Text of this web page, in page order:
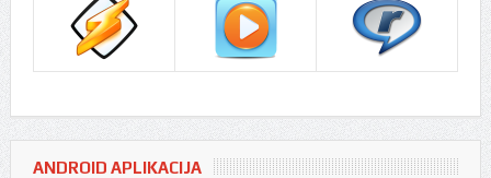
ANDROID APLIKACIJA